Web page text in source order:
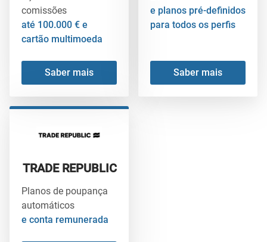
comissões
até 100.000 € e
cartão multimoeda
Saber mais
e planos pré-definidos
para todos os perfis
Saber mais
TRADE REPUBLIC
Planos de poupança
automáticos
e conta remunerada